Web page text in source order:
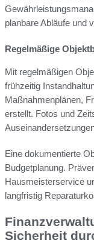
planbare Abläufe und
Regelmäßige
Mit regelmäßigen
frühzeitig
Maßnahmenplänen,
erstellt. Fotos und
Eine dokumentierte
Budgetplanung.
Hausmeisterservice
langfristig
Sicherheit